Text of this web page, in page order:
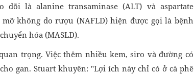
là alanine transaminase (ALT) và aspartate
không do rượu (NAFLD) hiện được gọi là bệnh
hóa (MASLD).
trọng. Việc thêm nhiều kem, siro và đường có
gan. Stuart khuyên: "Lợi ích này chỉ có ở cà phê